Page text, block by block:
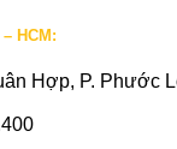
HCM:
Hợp, P. Phước